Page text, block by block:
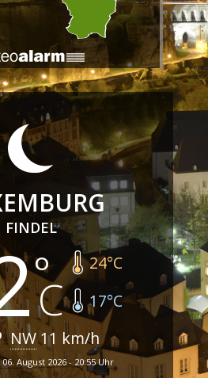
FINDEL
24°C
17°C
NW11 km/h
August 2026 - 20:55 Uhr